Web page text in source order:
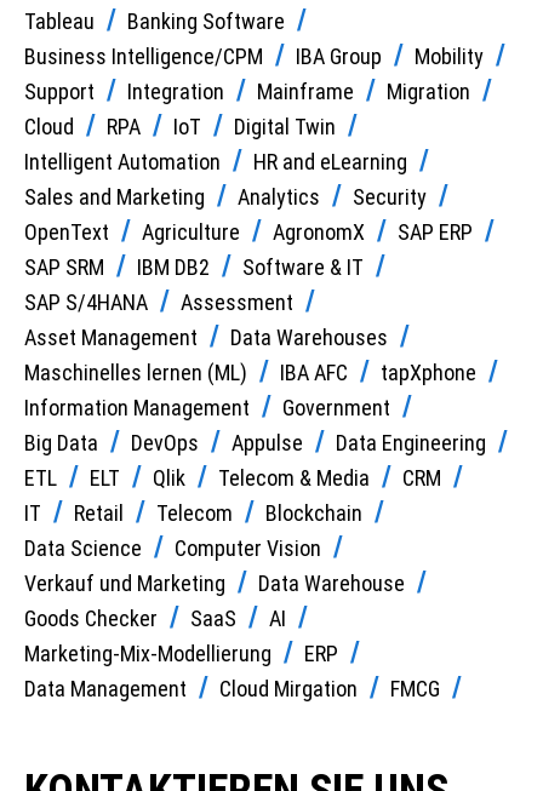
Tableau
Banking Software
Business Intelligence/CPM
IBA Group
Mobility
Support
Integration Mainframe
Migration
Cloud
RPA IoT
Digital Twin
Intelligent Automation
HR and eLearning
Sales and Marketing
Analytics
Security
OpenText
Agriculture AgronomX
SAP ERP
SAP SRM
IBM DB2
Software & IT
SAP S/4HANA
Assessment
Asset Management
Data Warehouses
Maschinelles lernen (ML)
IBA AFC
tapXphone
Information Management
Government
Big Data
DevOps Appulse
Data Engineering
ETL
ELT Qlik Telecom & Media
CRM
IT
Retail Telecom
Blockchain
Data Science
Computer Vision
Verkauf und Marketing
Data Warehouse
Goods Checker
SaaS
AI
Marketing-Mix-Modellierung
ERP
Data Management
Cloud Mirgation FMCG